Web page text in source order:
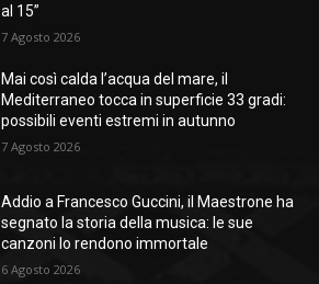
al 15”
7 Agosto 2026
Mai così calda l’acqua del mare, il
Mediterraneo tocca in superficie 33 gradi:
possibili eventi estremi in autunno
7 Agosto 2026
Addio a Francesco Guccini, il Maestrone ha
segnato la storia della musica: le sue
canzoni lo rendono immortale
6 Agosto 2026